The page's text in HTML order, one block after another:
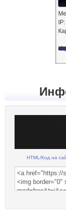
HTML/Код на